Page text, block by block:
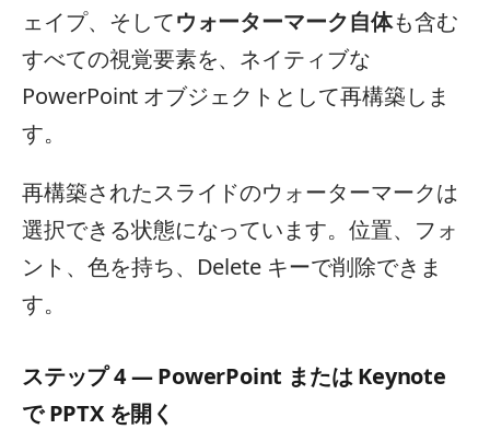
ェイプ、そしてウォーターマーク自体も含む
すべての視覚要素を、ネイティブな
PowerPoint オブジェクトとして再構築しま
す。
再構築されたスライドのウォーターマークは
選択できる状態になっています。位置、フォ
ント、色を持ち、Delete キーで削除できま
す。
ステップ 4 — PowerPoint または Keynote
で PPTX を開く